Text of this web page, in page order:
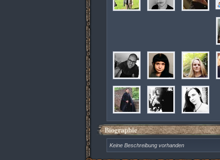
Biographie
Keine Beschreibung vorhanden